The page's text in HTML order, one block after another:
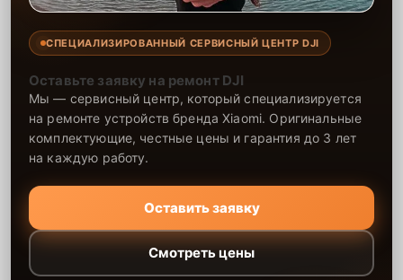
СПЕЦИАЛИЗИРОВАННЫЙ СЕРВИСНЫЙ ЦЕНТР DJI
Оставьте заявку на ремонт DJI
Мы — сервисный центр, который специализируется
на ремонте устройств бренда Xiaomi. Оригинальные
комплектующие, честные цены и гарантия до 3 лет
на каждую работу.
Оставить заявку
Смотреть цены